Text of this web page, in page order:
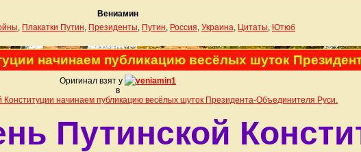
Вениамин
, Плакатки Путин, Президенты, Путин, Россия, Украина, Цитаты, Ютюб
начинаем публикацию весёлых шуток
Оригинал взят у
veniamin1
в
Конституции начинаем публикацию весёлых шуток Президента-Объединителя Руси.
Путинской